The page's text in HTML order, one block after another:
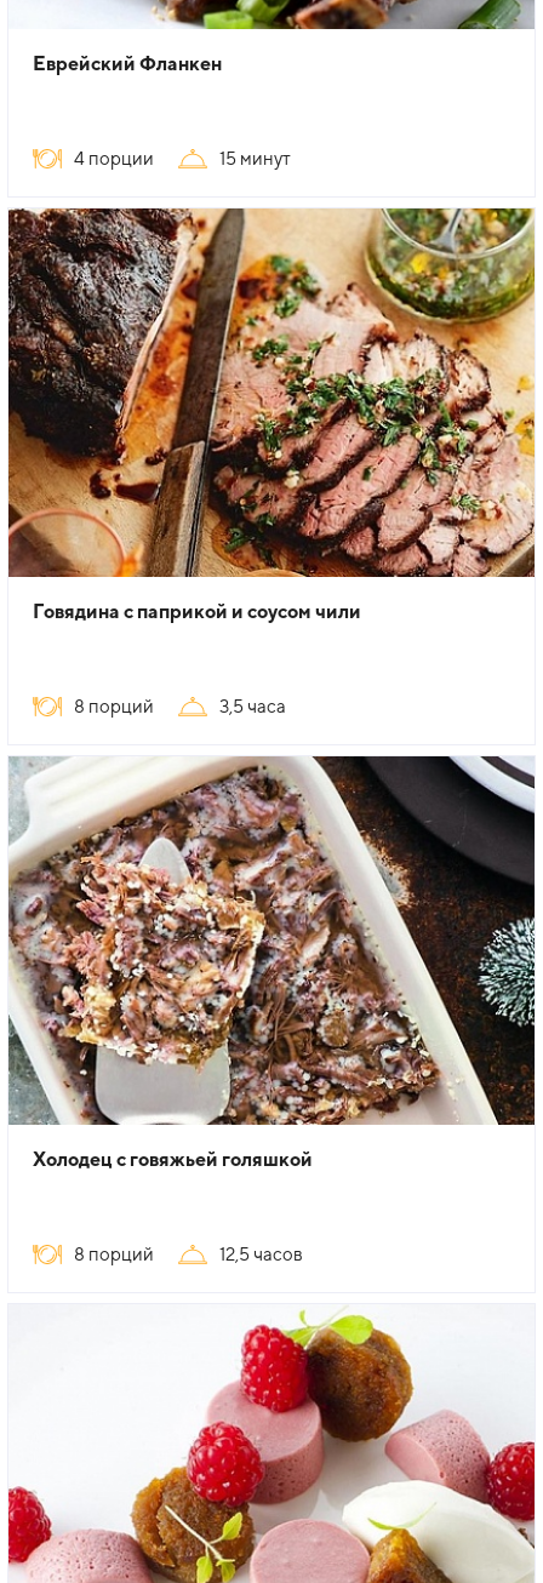
Еврейский Фланкен
4 порции 15 минут
Говядина с паприкой и соусом чили
8 порций 3,5 часа
Холодец с говяжьей голяшкой
8 порций 12,5 часов